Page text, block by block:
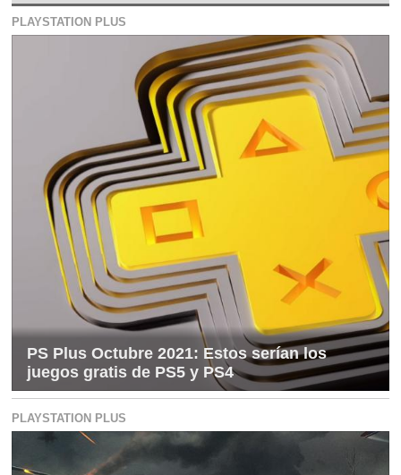
PLAYSTATION PLUS
PS Plus Octubre 2021: Estos serían los
juegos gratis de PS5 y PS4
PLAYSTATION PLUS